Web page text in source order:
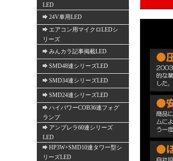
LED
24V車用LED
エアコン用マイクロLEDシ
リーズ
みんカラ記事掲載LED
SMD48連シリーズLED
SMD34連シリーズLED
SMD24連シリーズLED
ハイパワーCOB36連フォグ
ランプ
アンブレラ60連シリーズ
LED
HP3W+SMD10連タワー型シ
リーズLED